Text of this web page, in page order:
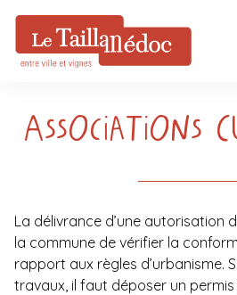
Associations
La délivrance d’une autorisation
la commune de vérifier la
rapport aux règles d’urbanisme.
travaux, il faut déposer un